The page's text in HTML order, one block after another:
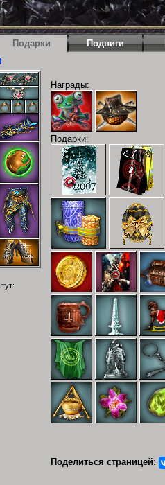
Подарки Подвиги
Награды:
Подарки:
Поделиться страницей: